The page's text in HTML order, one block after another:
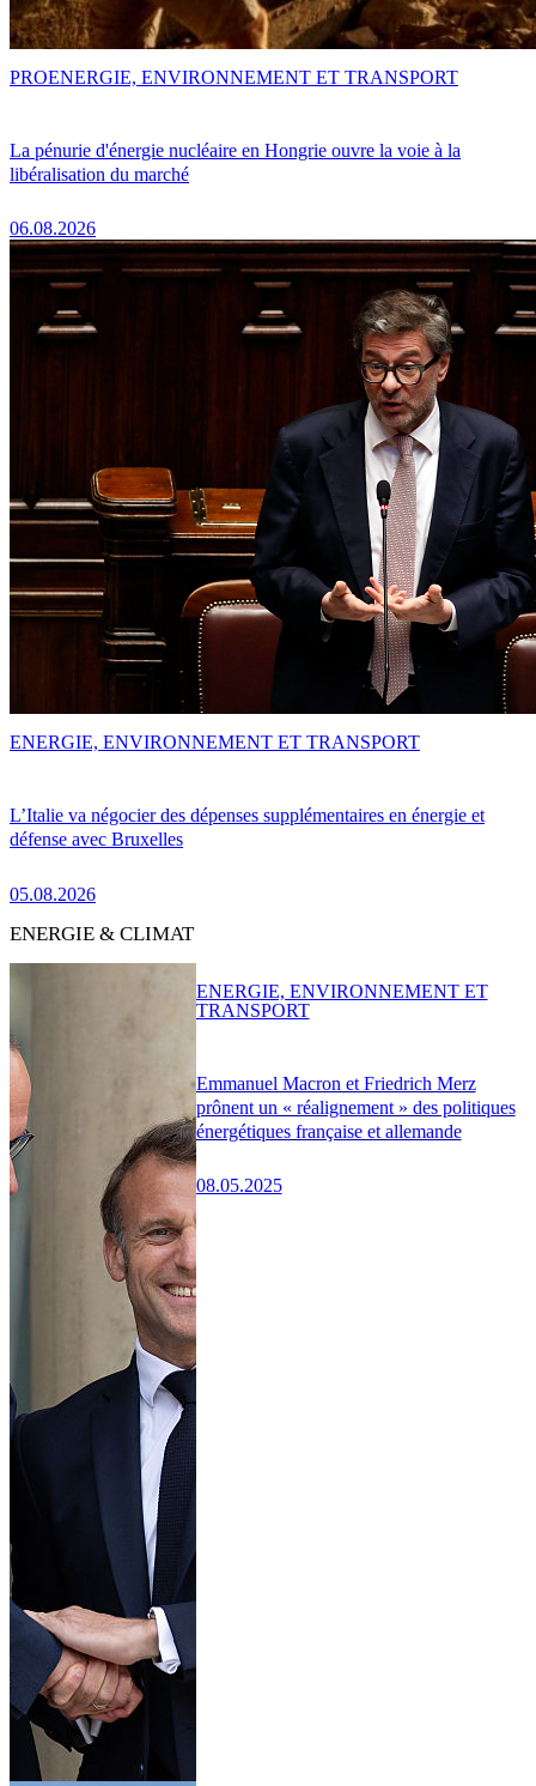
La pénurie d'énergie nucléaire en Hongrie ouvre la voie à la
libéralisation du marché
06.08.2026
PROENERGIE, ENVIRONNEMENT ET TRANSPORT
L’Italie va négocier des dépenses supplémentaires en énergie et
défense avec Bruxelles
05.08.2026
ENERGIE, ENVIRONNEMENT ET TRANSPORT
ENERGIE & CLIMAT
Emmanuel Macron et Friedrich Merz
prônent un « réalignement » des politiques
énergétiques française et allemande
08.05.2025
ENERGIE, ENVIRONNEMENT ET
TRANSPORT